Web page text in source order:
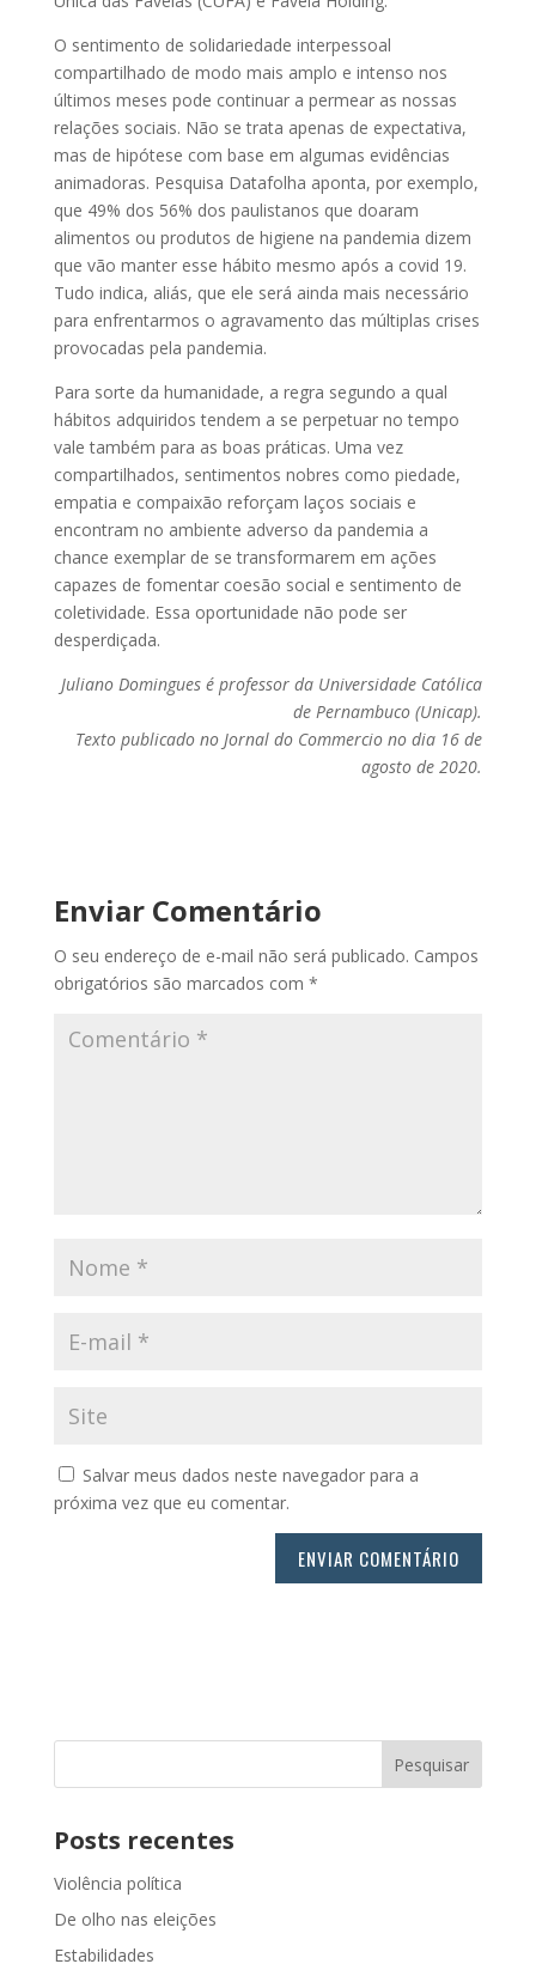
O sentimento de solidariedade interpessoal
compartilhado de modo mais amplo e intenso nos
últimos meses pode continuar a permear as nossas
relações sociais. Não se trata apenas de expectativa,
mas de hipótese com base em algumas evidências
animadoras. Pesquisa Datafolha aponta, por exemplo,
que 49% dos 56% dos paulistanos que doaram
alimentos ou produtos de higiene na pandemia dizem
que vão manter esse hábito mesmo após a covid 19.
Tudo indica, aliás, que ele será ainda mais necessário
para enfrentarmos o agravamento das múltiplas crises
provocadas pela pandemia.
Para sorte da humanidade, a regra segundo a qual
hábitos adquiridos tendem a se perpetuar no tempo
vale também para as boas práticas. Uma vez
compartilhados, sentimentos nobres como piedade,
empatia e compaixão reforçam laços sociais e
encontram no ambiente adverso da pandemia a
chance exemplar de se transformarem em ações
capazes de fomentar coesão social e sentimento de
coletividade. Essa oportunidade não pode ser
desperdiçada.
Juliano Domingues é professor da Universidade Católica
de Pernambuco (Unicap).
Texto publicado no Jornal do Commercio no dia 16 de
agosto de 2020.
Enviar Comentário
O seu endereço de e-mail não será publicado. Campos
obrigatórios são marcados com *
Salvar meus dados neste navegador para a
próxima vez que eu comentar.
Posts recentes
Violência política
De olho nas eleições
Estabilidades